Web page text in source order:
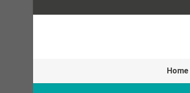
Home